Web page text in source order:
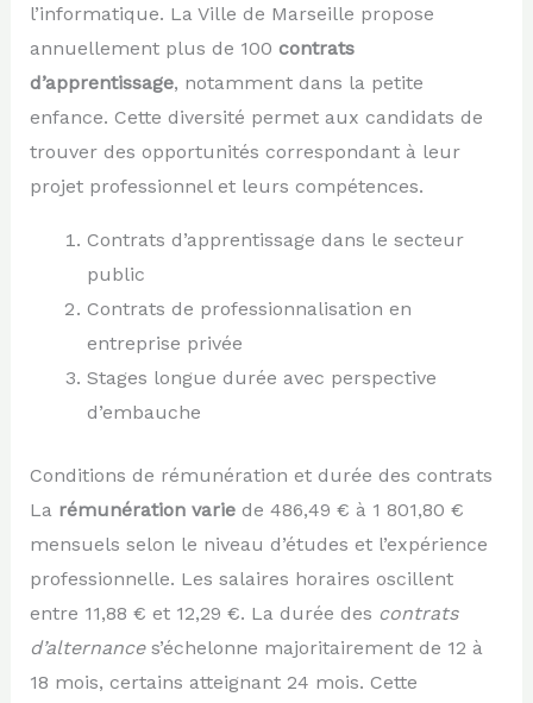
l’informatique. La Ville de Marseille propose
annuellement plus de 100 contrats
d’apprentissage, notamment dans la petite
enfance. Cette diversité permet aux candidats de
trouver des opportunités correspondant à leur
projet professionnel et leurs compétences.
Contrats d’apprentissage dans le secteur
public
Contrats de professionnalisation en
entreprise privée
Stages longue durée avec perspective
d’embauche
Conditions de rémunération et durée des contrats
La rémunération variede 486,49 € à 1 801,80 €
mensuels selon le niveau d’études et l’expérience
professionnelle. Les salaires horaires oscillent
entre 11,88 € et 12,29 €. La durée des contrats
d’alternances’échelonne majoritairement de 12 à
18 mois, certains atteignant 24 mois. Cette